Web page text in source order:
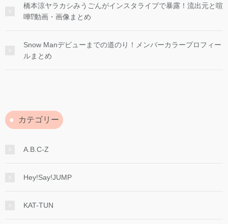
橋本涼ヤラカシみうごんがインスタライブで暴露！流出元と喧
嘩⁉︎動画・画像まとめ
Snow Manデビューまでの道のり！メンバーカラープロフィー
ルまとめ
カテゴリー
A.B.C-Z
Hey!Say!JUMP
KAT-TUN